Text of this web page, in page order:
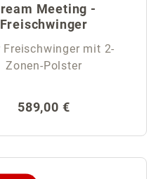
Meeting -
Freischwinger
Freischwinger mit 2-
Zonen-Polster
Regulärer Preis:
589,00 €